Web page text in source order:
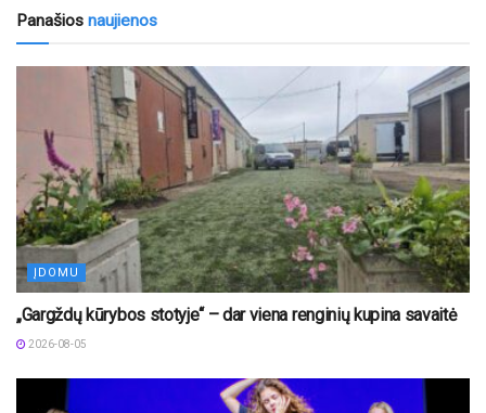
Panašios naujienos
ĮDOMU
„Gargždų kūrybos stotyje“ – dar viena renginių kupina savaitė
2026-08-05